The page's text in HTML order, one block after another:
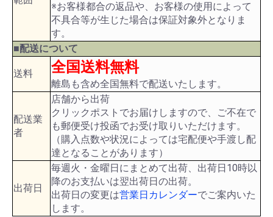
※お客様都合の返品や、お客様の使用によって
不具合等が生じた場合は保証対象外となりま
す。
■配送について
送料 全国送料無料
離島も含め全国無料で配送いたします。
配送業
者
店舗から出荷
クリックポストでお届けしますので、ご不在で
も郵便受け投函でお受け取りいただけます。
（購入点数や状況によっては宅配便や手渡し配
達となることがあります）
出荷日
毎週火・金曜日にまとめて出荷、出荷日10時以
降のお支払いは翌出荷日の出荷。
出荷日の変更は営業日カレンダーでご案内いた
します。